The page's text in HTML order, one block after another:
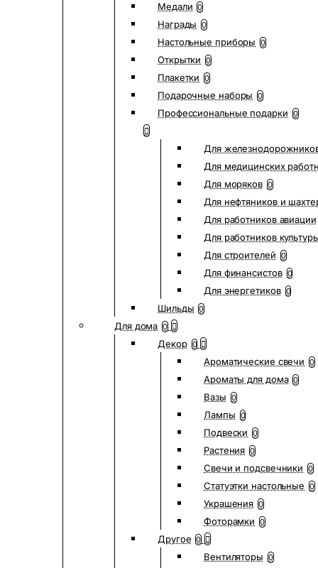
Медали 0
Награды 0
Настольные приборы 0
Открытки 0
Плакетки 0
Подарочные наборы 0
Профессиональные подарки 0
Для
Для медицинских
Для моряков 0
Для нефтяников и
Для работников авиации
Для работников
Для строителей 0
Для финансистов 0
Для энергетиков 0
Шильды 0
Для дома 0
Декор 0
Ароматические свечи 0
Ароматы для дома 0
Вазы 0
Лампы 0
Подвески 0
Растения 0
Свечи и подсвечники 0
Статуэтки настольные 0
Украшения 0
Фоторамки 0
Другое 0
Вентиляторы 0